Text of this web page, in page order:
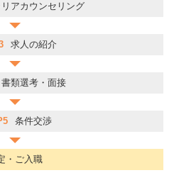
リアカウンセリング
求人の紹介
書類選考・面接
条件交渉
・ご入職